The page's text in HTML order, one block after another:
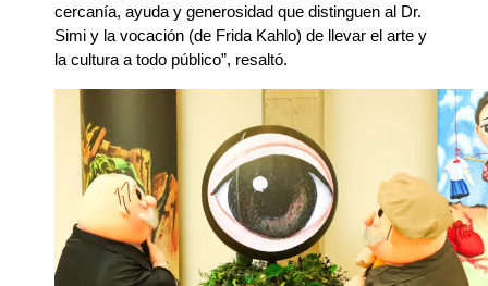
cercanía, ayuda y generosidad que distinguen al Dr.
Simi y la vocación (de Frida Kahlo) de llevar el arte y
la cultura a todo público”, resaltó.